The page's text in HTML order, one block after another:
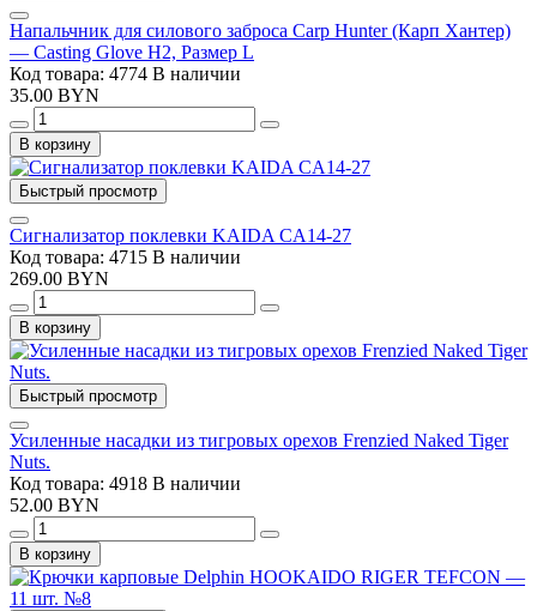
Напальчник для силового заброса Carp Hunter (Карп Хантер)
— Casting Glove H2, Размер L
Код товара: 4774 В наличии
35.00 BYN
В корзину
Быстрый просмотр
Сигнализатор поклевки KAIDA CA14-27
Код товара: 4715 В наличии
269.00 BYN
В корзину
Быстрый просмотр
Усиленные насадки из тигровых орехов Frenzied Naked Tiger
Nuts.
Код товара: 4918 В наличии
52.00 BYN
В корзину